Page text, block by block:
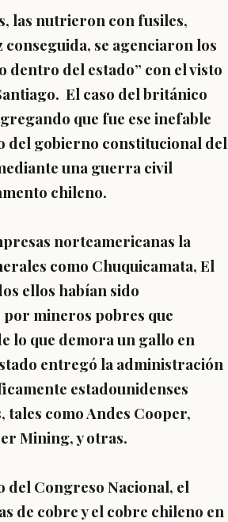
las nutrieron con fusiles,
se agenciaron los
del estado” con el visto
El caso del británico
que fue ese inefable
del gobierno constitucional del
una guerra civil
chileno.
norteamericanas la
como Chuquicamata, El
ellos habían sido
mineros pobres que
lo que demora un gallo en
entregó la administración
estadounidenses
tales como Andes Cooper,
Mining, y otras.
del Congreso Nacional, el
de cobre y el cobre chileno en